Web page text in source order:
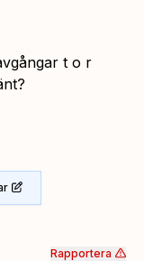
t o r
Rapportera